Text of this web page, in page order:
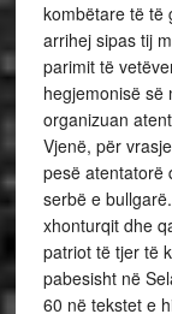
kombëtare të të
arrihej sipas tij
parimit të
hegjemonisë së
organizuan
Vjenë, për
pesë atentatorë
serbë e
xhonturqit dhe
patriot të tjer të
pabesisht në
60 në tekstet e